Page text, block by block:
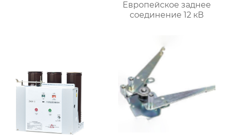
Европейское заднее
соединение 12 кВ